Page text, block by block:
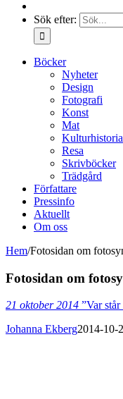
Sök efter:
Böcker
Nyheter
Design
Fotografi
Konst
Mat
Kulturhistoria
Resa
Skrivböcker
Trädgård
Författare
Pressinfo
Aktuellt
Om oss
Hem/Fotosidan om
Fotosidan om
21 oktober 2014 ”Var
Johanna Ekberg2014-10-